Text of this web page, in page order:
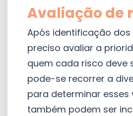
Avaliação de
Após identificação dos
preciso avaliar a
quem cada risco deve
pode-se recorrer a
para determinar esses
também podem ser